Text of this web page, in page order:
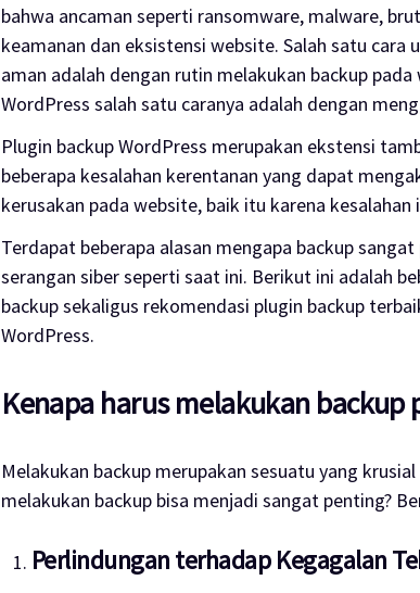
bahwa ancaman seperti ransomware, malware,
keamanan dan eksistensiwebsite. Salah satu
aman adalah dengan rutin melakukan backup pada
WordPress salah satu caranya adalah dengan
Plugin backupWordPress merupakan ekstensi
beberapa kesalahan kerentanan yang dapat
kerusakan padawebsite, baik itu karena
Terdapat beberapa alasan mengapa backupsangat
serangan siber seperti saat ini. Berikut ini adalah
backupsekaligus rekomendasi plugin backup
WordPress.
Kenapa harus melakukan backup
Melakukan backup merupakan sesuatu yang
melakukan backup bisa menjadi sangat penting?
Perlindungan terhadap Kegagalan